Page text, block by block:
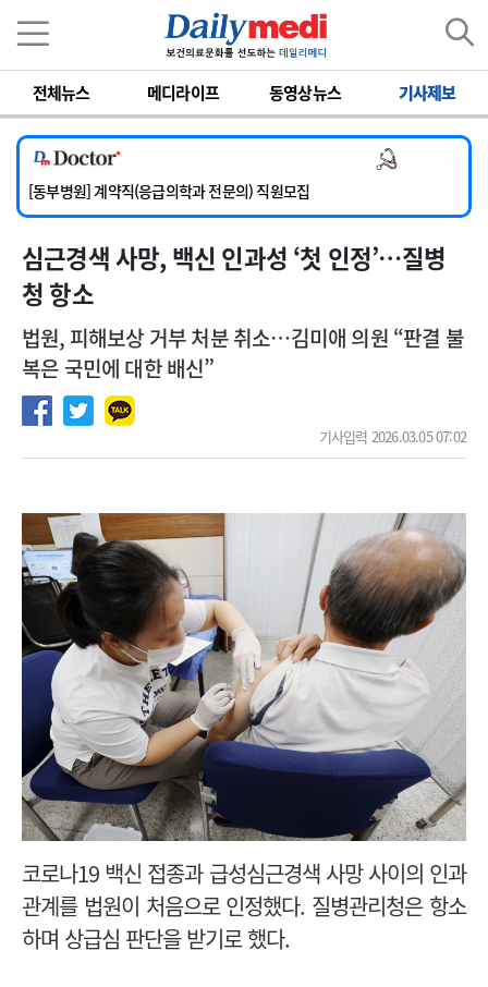
전체뉴스 메디라이프 동영상뉴스 기사제보
[서울아산병원] 2026년 하반기 인턴 모집
[영남대학교의료원] 마취통증의학과 임기제 임상의사 채용
[충남대학교병원] 소아청소년과(소아응급전담) 계약직 의사 공개채용
[동부병원] 계약직(응급의학과 전문의) 직원모집
[이대목동병원] 하반기 전공의(레지던트1년차) 모집
[서울아산병원] 2026년 하반기 인턴 모집
[영남대학교의료원] 마취통증의학과 임기제 임상의사 채용
심근경색 사망, 백신 인과성 ‘첫 인정’…질병
청 항소
법원, 피해보상 거부 처분 취소…김미애 의원 “판결 불
복은 국민에 대한 배신”
기사입력 2026.03.05 07:02
코로나19 백신 접종과 급성심근경색 사망 사이의 인과
관계를 법원이 처음으로 인정했다. 질병관리청은 항소
하며 상급심 판단을 받기로 했다.